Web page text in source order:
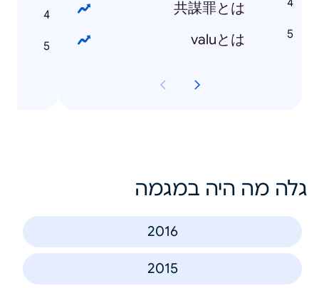
共謀罪とは
valuとは
גלה מה היה במגמה
2016
2015